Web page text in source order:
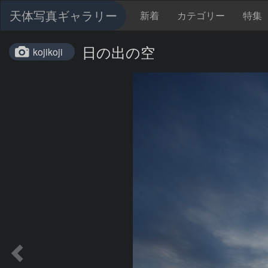
天体写真ギャラリー 新着 カテゴリー 特集
kojikoji 日の出の空